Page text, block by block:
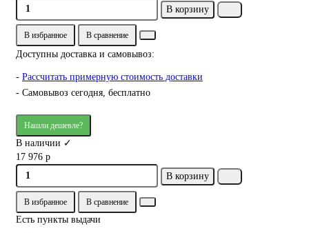
В корзину
В избранное В сравнение
Доступны доставка и самовывоз:
- Рассчитать примерную стоимость доставки
- Самовывоз сегодня, бесплатно
Нашли дешевле?
В наличии ✓
17 976 р
В корзину
В избранное В сравнение
Есть пункты выдачи